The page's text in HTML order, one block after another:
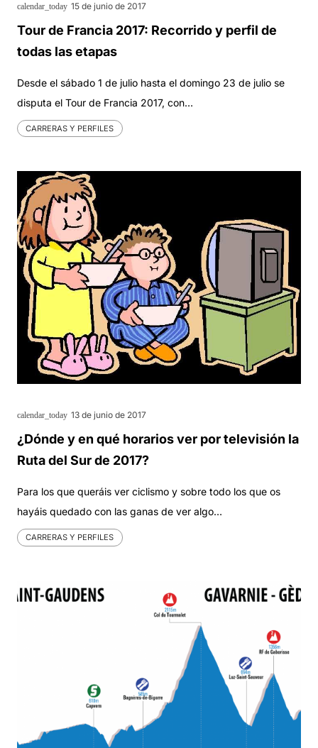
calendar_today 15 de junio de 2017
Tour de Francia 2017: Recorrido y perfil de
todas las etapas
Desde el sábado 1 de julio hasta el domingo 23 de julio se
disputa el Tour de Francia 2017, con…
CARRERAS Y PERFILES
calendar_today 13 de junio de 2017
¿Dónde y en qué horarios ver por televisión la
Ruta del Sur de 2017?
Para los que queráis ver ciclismo y sobre todo los que os
hayáis quedado con las ganas de ver algo…
CARRERAS Y PERFILES